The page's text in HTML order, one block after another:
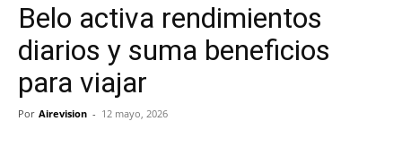
Belo activa rendimientos
diarios y suma beneficios
para viajar
Por Airevision - 12 mayo, 2026